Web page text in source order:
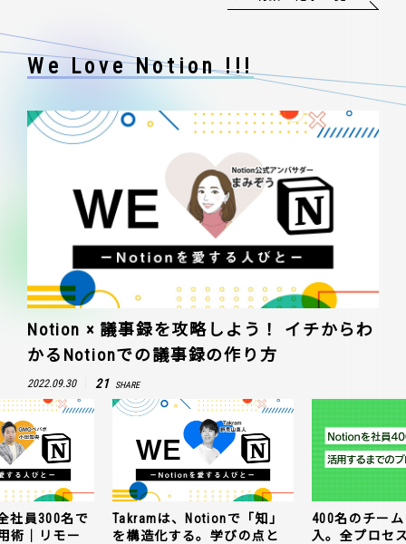
We Love Notion !!!
Notion × 議事録を攻略しよう！ イチからわ
かるNotionでの議事録の作り方
2022.09.30 21 SHARE
社員300名で
術｜リモー
Takramは、Notionで「知」
を構造化する。学びの点と
400名のチー
入。全プロセ